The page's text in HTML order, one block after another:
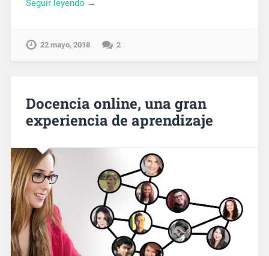
Seguir leyendo →
22 mayo, 2018 2
Docencia online, una gran
experiencia de aprendizaje